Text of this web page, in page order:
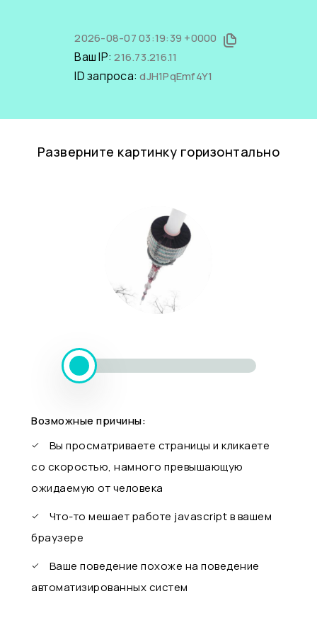
2026-08-07 03:19:39 +0000
Ваш IP:216.73.216.11
ID запроса:dJH1PqEmf4Y1
Разверните картинку горизонтально
Возможные причины:
Вы просматриваете страницы и кликаете
со скоростью, намного превышающую
ожидаемую от человека
Что-то мешает работе javascript в вашем
браузере
Ваше поведение похоже на поведение
автоматизированных систем